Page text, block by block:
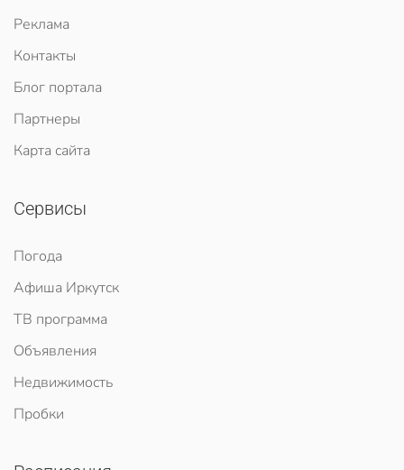
Реклама
Контакты
Блог портала
Партнеры
Карта сайта
Сервисы
Погода
Афиша Иркутск
ТВ программа
Объявления
Недвижимость
Пробки